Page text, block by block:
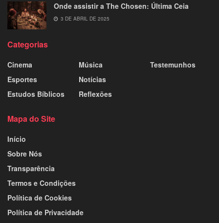
Onde assistir a The Chosen: Última Ceia
3 DE ABRIL DE 2025
Categorias
Cinema
Esportes
Estudos Bíblicos
Música
Notícias
Reflexões
Testemunhos
Mapa do Site
Início
Sobre Nós
Transparência
Termos e Condições
Política de Cookies
Política de Privacidade